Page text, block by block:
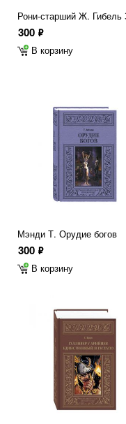
Рони-старший Ж. Гибель
300 ф
В корзину
Мэнди Т. Орудие богов
300 ф
В корзину